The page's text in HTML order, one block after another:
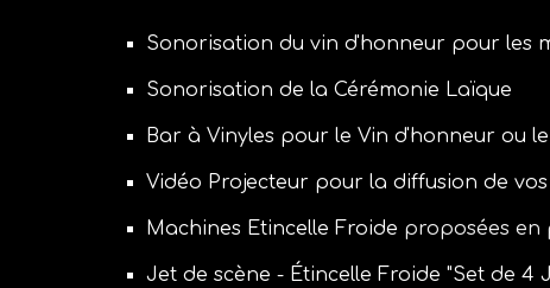
Sonorisation du vin d'honneur pour les
Sonorisation de la Cérémonie Laïque
Bar à Vinyles pour le Vin d'honneur ou
Vidéo Projecteur pour la diffusion de
Machines Etincelle Froide proposées en
Jet de scène - Étincelle Froide "Set de 4